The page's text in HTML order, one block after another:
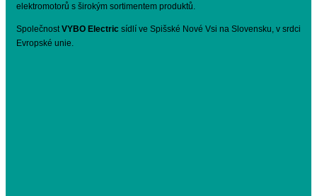
elektromotorů s širokým sortimentem produktů.
SpolečnostVYBO Electric sídlí ve Spišské Nové Vsi na Slovensku, v srdci
Evropské unie.